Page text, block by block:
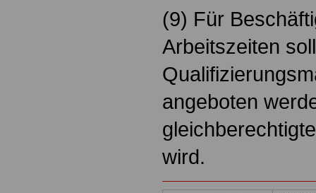
(9) Für
Arbeitszeiten
angeboten
wird.